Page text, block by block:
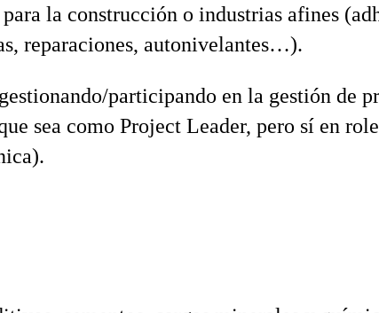
la construcción o industrias afines
reparaciones, autonivelantes…).
participando en la gestión de
sea como Project Leader, pero sí en